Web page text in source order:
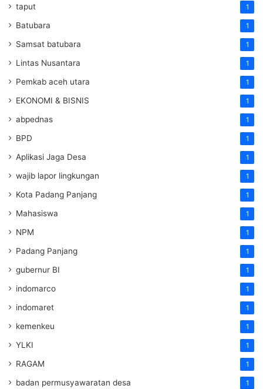
taput 1
Batubara 1
Samsat batubara 1
Lintas Nusantara 1
Pemkab aceh utara 1
EKONOMI & BISNIS 1
abpednas 1
BPD 1
Aplikasi Jaga Desa 1
wajib lapor lingkungan 1
Kota Padang Panjang 1
Mahasiswa 1
NPM 1
Padang Panjang 1
gubernur BI 1
indomarco 1
indomaret 1
kemenkeu 1
YLKI 1
RAGAM 1
badan permusyawaratan desa 1